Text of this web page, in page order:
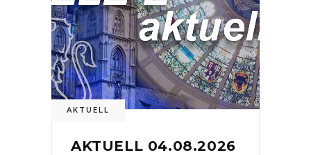
AKTUELL
AKTUELL 04.08.2026